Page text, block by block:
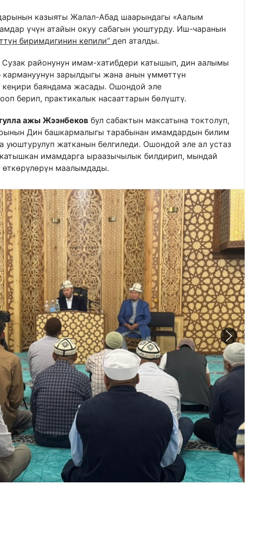
казыяты Жалал-Абад шаарындагы «Аалым
үчүн атайын окуу сабагын уюштурду. Иш-чаранын
биримдигинин кепили” деп аталды.
районунун имам-хатибдери катышып, дин аалымы
кармануунун зарылдыгы жана анын үммөттүн
баяндама жасады. Ошондой эле
берип, практикалык насааттарын бөлүштү.
ажы Жээнбеков бул сабактын максатына токтолуп,
Дин башкармалыгы тарабынан имамдардын билим
уюштурулуп жатканын белгиледи. Ошондой эле ал устаз
имамдарга ыраазычылык билдирип, мындай
маалымдады.